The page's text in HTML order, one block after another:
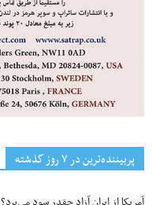
پربیننده‌ترین‌ در ۷ روز گذشته